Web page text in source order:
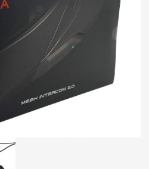
ALLA FORDON
MOTORCYKLAR
MOPEDER